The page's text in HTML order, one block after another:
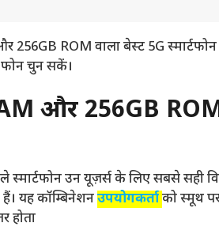
ROM वाला बेस्ट 5G
फोन चुन सकें।
और 256GB
उन यूज़र्स के लिए सबसे सही
यह कॉम्बिनेशनउपयोगकर्ताको स्मूथ
होता